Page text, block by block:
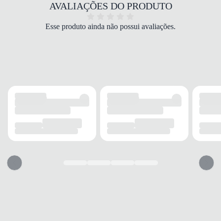
ALTURA DO SALTO
SOLADO
MATERIAL
ADERÊNCIA
Média
AMORTECIMENTO
FECHAMENTO
TIPO
AVALIAÇÕES DO PRODUTO
Esse produto ainda não possui avaliações.